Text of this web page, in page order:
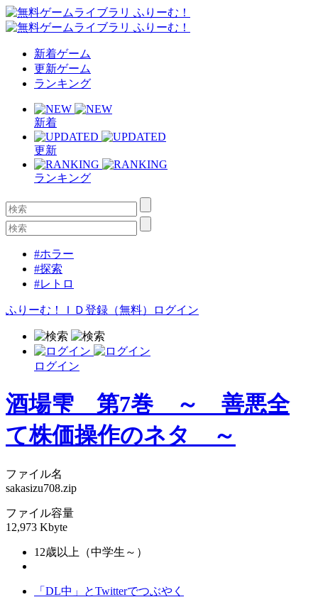
新着ゲーム
更新ゲーム
ランキング
新着
更新
ランキング
#ホラー
#探索
#レトロ
ふりーむ！ＩＤ登録（無料） ログイン
ログイン
酒場雫 第7巻 ～ 善悪全
て株価操作のネタ ～
ファイル名
sakasizu708.zip
ファイル容量
12,973 Kbyte
12歳以上（中学生～）
「DL中」とTwitterでつぶやく